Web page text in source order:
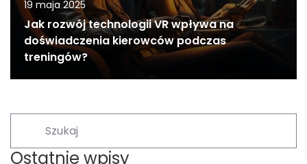
19 maja 2025
Jak rozwój technologii VR wpływa na
doświadczenia kierowców podczas
treningów?
Ostatnie wpisy